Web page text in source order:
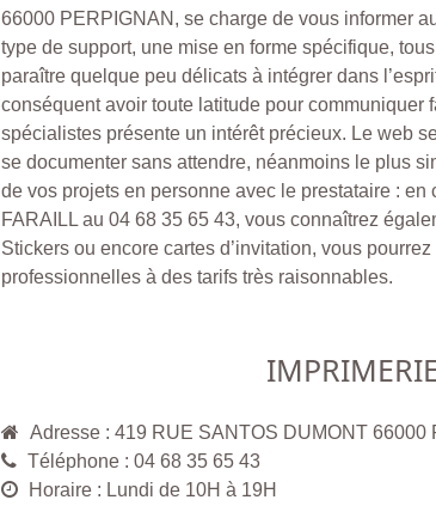
66000 PERPIGNAN, se charge de vous informer
type de support, une mise en forme spécifique,
paraître quelque peu délicats à intégrer dans
conséquent avoir toute latitude pour communiquer
spécialistes présente un intérêt précieux. Le web
se documenter sans attendre, néanmoins le plus
de vos projets en personne avec le prestataire : en
FARAILL au 04 68 35 65 43, vous connaîtrez
Stickers ou encore cartes d’invitation, vous
professionnelles à des tarifs très raisonnables.
Adresse : 419 RUE SANTOS DUMONT 66000
Téléphone : 04 68 35 65 43
Horaire : Lundi de 10H à 19H